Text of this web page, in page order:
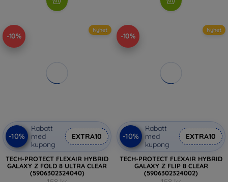
-10%
Nyhet
-10%
Rabatt
med
kupong
EXTRA10
TECH-PROTECT FLEXAIR HYBRID
GALAXY Z FOLD 8 ULTRA CLEAR
(5906302324040)
-10%
Nyhet
-10%
Rabatt
med
kupong
EXTRA10
TECH-PROTECT FLEXAIR HYBRID
GALAXY Z FLIP 8 CLEAR
(5906302324002)